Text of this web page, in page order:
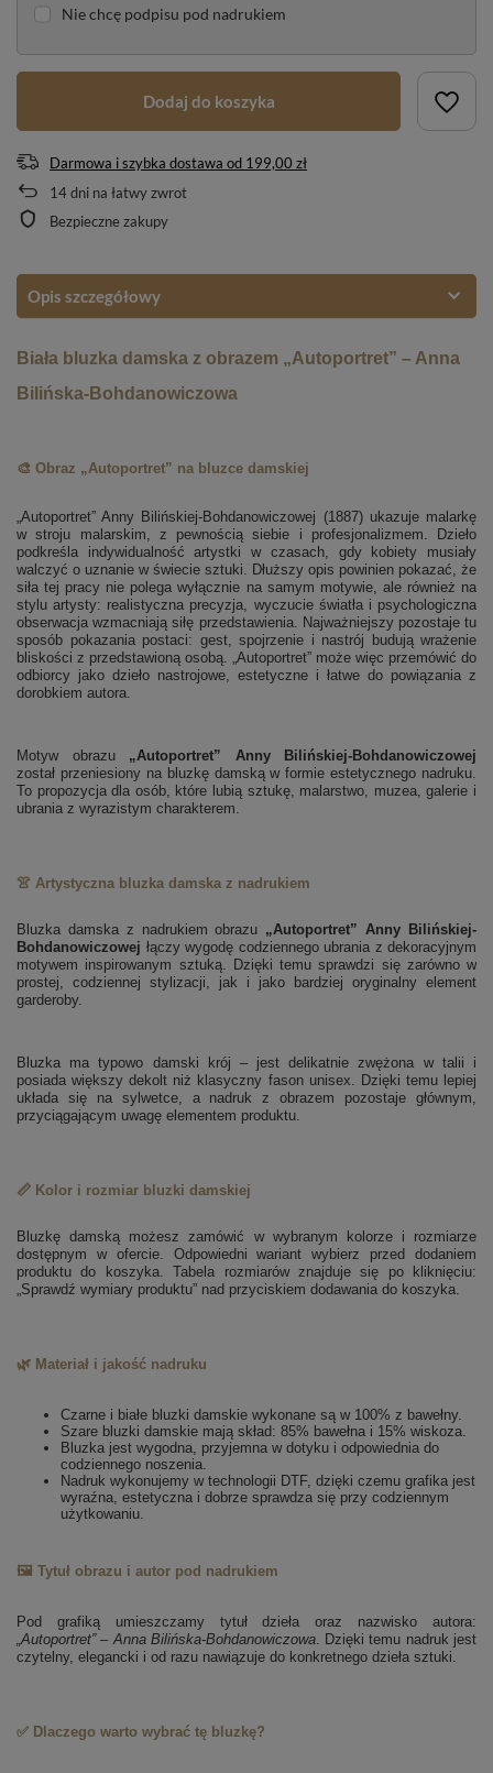
Nie chcę podpisu pod nadrukiem
Dodaj do koszyka
Darmowa i szybka dostawa od 199,00 zł
14dni na łatwy zwrot
Bezpieczne zakupy
Opis szczegółowy
Biała bluzka damska z obrazem „Autoportret” – Anna
Bilińska-Bohdanowiczowa
🎨 Obraz „Autoportret” na bluzce damskiej
„Autoportret” Anny Bilińskiej-Bohdanowiczowej (1887) ukazuje malarkę
w stroju malarskim, z pewnością siebie i profesjonalizmem. Dzieło
podkreśla indywidualność artystki w czasach, gdy kobiety musiały
walczyć o uznanie w świecie sztuki. Dłuższy opis powinien pokazać, że
siła tej pracy nie polega wyłącznie na samym motywie, ale również na
stylu artysty: realistyczna precyzja, wyczucie światła i psychologiczna
obserwacja wzmacniają siłę przedstawienia. Najważniejszy pozostaje tu
sposób pokazania postaci: gest, spojrzenie i nastrój budują wrażenie
bliskości z przedstawioną osobą. „Autoportret” może więc przemówić do
odbiorcy jako dzieło nastrojowe, estetyczne i łatwe do powiązania z
dorobkiem autora.
Motyw obrazu „Autoportret” Anny Bilińskiej-Bohdanowiczowej
został przeniesiony na bluzkę damską w formie estetycznego nadruku.
To propozycja dla osób, które lubią sztukę, malarstwo, muzea, galerie i
ubrania z wyrazistym charakterem.
👚 Artystyczna bluzka damska z nadrukiem
Bluzka damska z nadrukiem obrazu „Autoportret” Anny Bilińskiej-
Bohdanowiczowej łączy wygodę codziennego ubrania z dekoracyjnym
motywem inspirowanym sztuką. Dzięki temu sprawdzi się zarówno w
prostej, codziennej stylizacji, jak i jako bardziej oryginalny element
garderoby.
Bluzka ma typowo damski krój – jest delikatnie zwężona w talii i
posiada większy dekolt niż klasyczny fason unisex. Dzięki temu lepiej
układa się na sylwetce, a nadruk z obrazem pozostaje głównym,
przyciągającym uwagę elementem produktu.
📏 Kolor i rozmiar bluzki damskiej
Bluzkę damską możesz zamówić w wybranym kolorze i rozmiarze
dostępnym w ofercie. Odpowiedni wariant wybierz przed dodaniem
produktu do koszyka. Tabela rozmiarów znajduje się po kliknięciu:
„Sprawdź wymiary produktu” nad przyciskiem dodawania do koszyka.
🌿 Materiał i jakość nadruku
Czarne i białe bluzki damskie wykonane są w 100% z bawełny.
Szare bluzki damskie mają skład: 85% bawełna i 15% wiskoza.
Bluzka jest wygodna, przyjemna w dotyku i odpowiednia do
codziennego noszenia.
Nadruk wykonujemy w technologii DTF, dzięki czemu grafika jest
wyraźna, estetyczna i dobrze sprawdza się przy codziennym
użytkowaniu.
🖼️ Tytuł obrazu i autor pod nadrukiem
Pod grafiką umieszczamy tytuł dzieła oraz nazwisko autora:
„Autoportret” – Anna Bilińska-Bohdanowiczowa. Dzięki temu nadruk jest
czytelny, elegancki i od razu nawiązuje do konkretnego dzieła sztuki.
✅ Dlaczego warto wybrać tę bluzkę?